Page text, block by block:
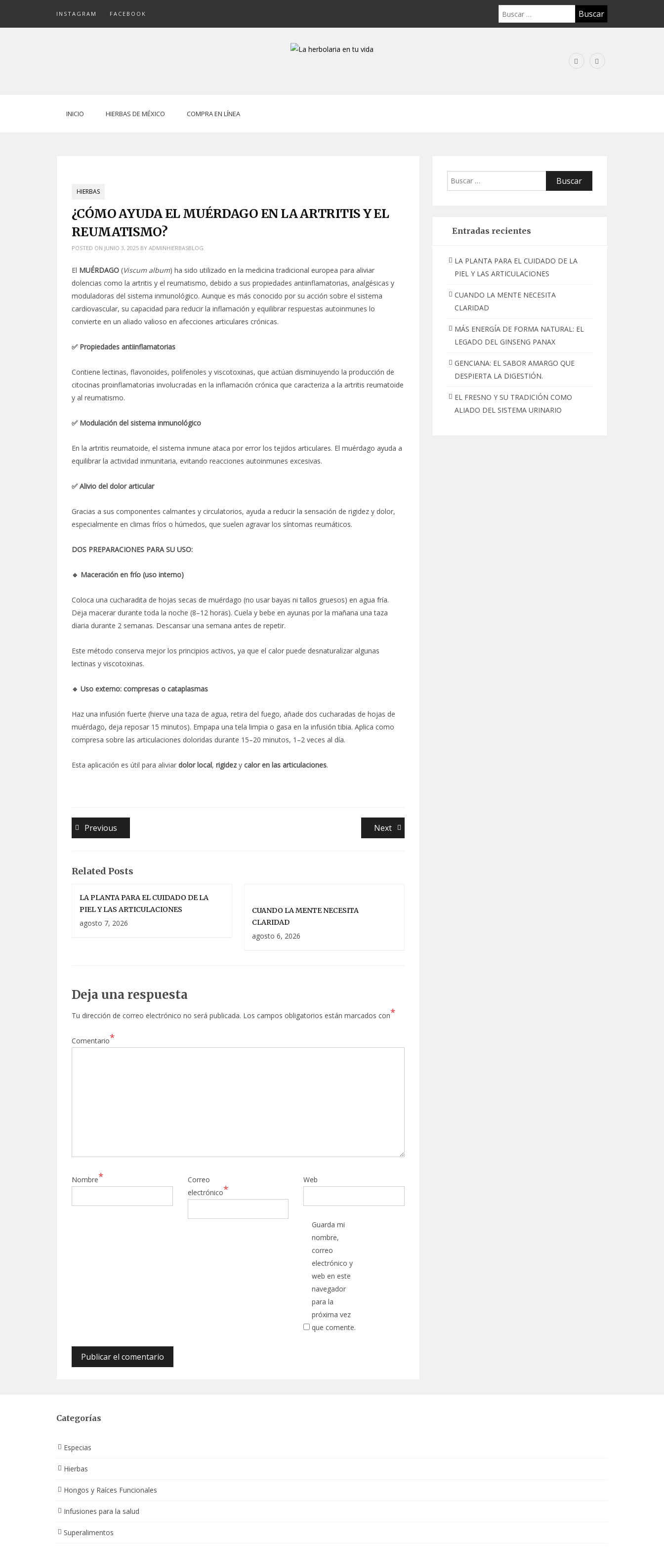
INSTAGRAM FACEBOOK Buscar:
INICIO HIERBAS DE MÉXICO COMPRA EN LÍNEA
HIERBAS
¿CÓMO AYUDA EL MUÉRDAGO EN LA ARTRITIS Y EL
REUMATISMO?
POSTED ON JUNIO 3, 2025 BY ADMINHIERBASBLOG
El MUÉRDAGO (Viscum album) ha sido utilizado en la medicina tradicional europea para aliviar
dolencias como la artritis y el reumatismo, debido a sus propiedades antiinflamatorias, analgésicas y
moduladoras del sistema inmunológico. Aunque es más conocido por su acción sobre el sistema
cardiovascular, su capacidad para reducir la inflamación y equilibrar respuestas autoinmunes lo
convierte en un aliado valioso en afecciones articulares crónicas.
✅ Propiedades antiinflamatorias
Contiene lectinas, flavonoides, polifenoles y viscotoxinas, que actúan disminuyendo la producción de
citocinas proinflamatorias involucradas en la inflamación crónica que caracteriza a la artritis reumatoide
y al reumatismo.
✅ Modulación del sistema inmunológico
En la artritis reumatoide, el sistema inmune ataca por error los tejidos articulares. El muérdago ayuda a
equilibrar la actividad inmunitaria, evitando reacciones autoinmunes excesivas.
✅ Alivio del dolor articular
Gracias a sus componentes calmantes y circulatorios, ayuda a reducir la sensación de rigidez y dolor,
especialmente en climas fríos o húmedos, que suelen agravar los síntomas reumáticos.
DOS PREPARACIONES PARA SU USO:
🔹 Maceración en frío (uso interno)
Coloca una cucharadita de hojas secas de muérdago (no usar bayas ni tallos gruesos) en agua fría.
Deja macerar durante toda la noche (8–12 horas). Cuela y bebe en ayunas por la mañana una taza
diaria durante 2 semanas. Descansar una semana antes de repetir.
Este método conserva mejor los principios activos, ya que el calor puede desnaturalizar algunas
lectinas y viscotoxinas.
🔹 Uso externo: compresas o cataplasmas
Haz una infusión fuerte (hierve una taza de agua, retira del fuego, añade dos cucharadas de hojas de
muérdago, deja reposar 15 minutos). Empapa una tela limpia o gasa en la infusión tibia. Aplica como
compresa sobre las articulaciones doloridas durante 15–20 minutos, 1–2 veces al día.
Esta aplicación es útil para aliviar dolor local, rigidezy calor en las articulaciones.
Navegación
de
Previous NextNext
Related Posts
LA PLANTA PARA EL CUIDADO DE LA
PIEL Y LAS ARTICULACIONES
agosto 7, 2026
CUANDO LA MENTE NECESITA
CLARIDAD
agosto 6, 2026
Deja una respuesta
Tu dirección de correo electrónico no será publicada. Los campos obligatorios están marcados con*
Comentario*
Nombre*
Correo
electrónico*
Web
Guarda mi
nombre,
correo
electrónico y
web en este
navegador
para la
próxima vez
que comente.
Buscar:
Entradas recientes
LA PLANTA PARA EL CUIDADO DE LA
PIEL Y LAS ARTICULACIONES
CUANDO LA MENTE NECESITA
CLARIDAD
MÁS ENERGÍA DE FORMA NATURAL: EL
LEGADO DEL GINSENG PANAX
GENCIANA: EL SABOR AMARGO QUE
DESPIERTA LA DIGESTIÓN.
EL FRESNO Y SU TRADICIÓN COMO
ALIADO DEL SISTEMA URINARIO
Categorías
Especias
Hierbas
Hongos y Raíces Funcionales
Infusiones para la salud
Superalimentos